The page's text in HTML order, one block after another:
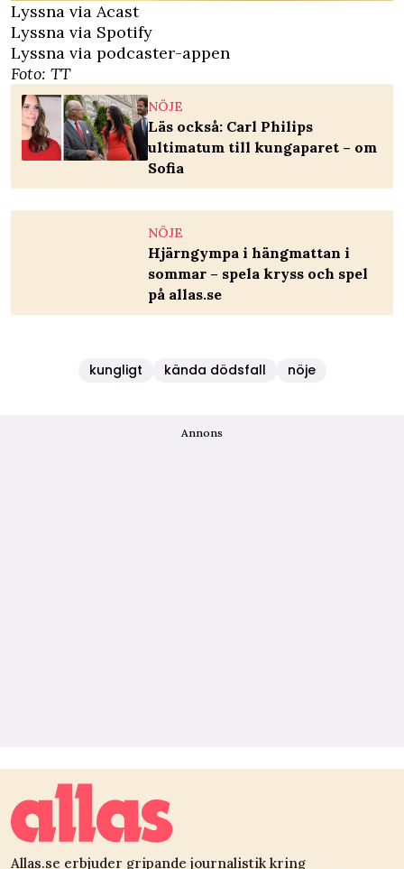
Lyssna via Acast
Lyssna via Spotify
Lyssna via podcaster-appen
Foto: TT
NÖJE
Läs också: Carl Philips
ultimatum till kungaparet – om
Sofia
NÖJE
Hjärngympa i hängmattan i
sommar – spela kryss och spel
på allas.se
kungligt kända dödsfall nöje
Annons
Allas.se erbjuder gripande journalistik kring